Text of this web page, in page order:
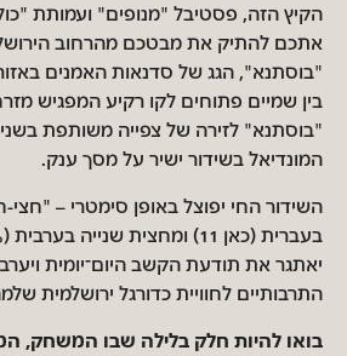
הקיץ הזה, פסטיבל "מנופים" ועמותת
אתכם להתיק את מבטכם מהרחוב
"בוסתנא", הגג של סדנאות האמנים
בין שמיים פתוחים לקו רקיע המפגיש
"בוסתנא" לזירה של צפייה משותפת
המונדיאל בשידור ישיר על מסך ענק.
השידור החי יפוצל באופן סימטרי –
בעברית (כאן 11) ומחצית שנייה
יאתגר את תודעת הקשב היום־יומית
התרבותיים לחוויית כדורגל ירושלמית
בואו להיות חלק בלילה שבו המשחק,